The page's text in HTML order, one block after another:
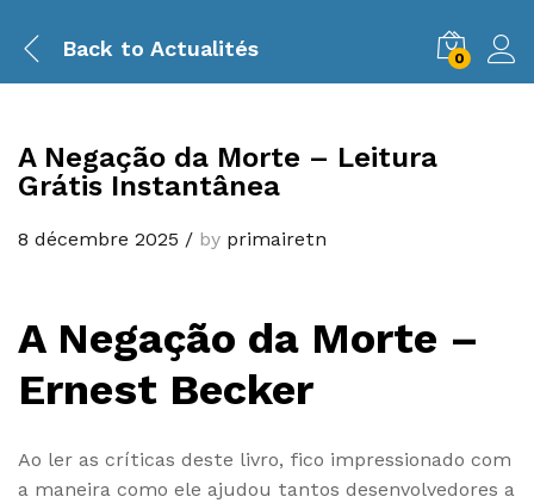
Back to Actualités 0
A Negação da Morte – Leitura
Grátis Instantânea
8 décembre 2025 / by primairetn
A Negação da Morte –
Ernest Becker
Ao ler as críticas deste livro, fico impressionado com
a maneira como ele ajudou tantos desenvolvedores a